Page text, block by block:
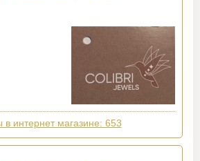
в интернет магазине: 653